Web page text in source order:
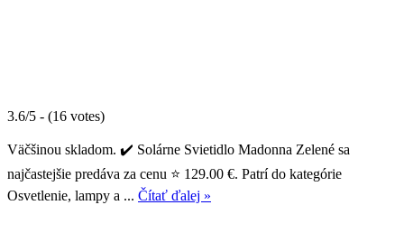
3.6/5 - (16 votes)
Väčšinou skladom. ✔️ Solárne Svietidlo Madonna Zelené sa
najčastejšie predáva za cenu ⭐ 129.00 €. Patrí do kategórie
Osvetlenie, lampy a ... Čítať ďalej »